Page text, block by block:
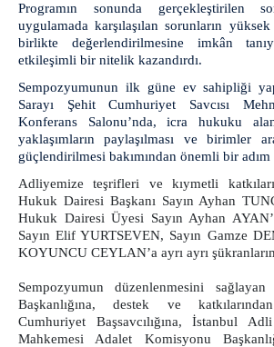
Adliye Sağlık Hizmetleri
Telefon Rehberi
Önbüro
Savcılık Ön Bürosu
Çalışma Esasları
Personelin Görevleri
Görünümler
Ceza Mahkemeleri Ön Bürosu
Çalışma Esasları
Ön Büro Tanıtım Broşürleri
Hukuk Mahkemeleri Ön Bürosu
Hukuk Mahkemeleri Çalışma Esasları
Muhabere Hukuk Mahkemeleri Ön
Programın sonunda gerçekleştirilen
uygulamada karşılaşılan sorunların
birlikte değerlendirilmesine imkân
etkileşimli bir nitelik kazandırdı.
Sempozyumunun ilk güne ev sahipliği
Sarayı Şehit Cumhuriyet Savcısı
Konferans Salonu’nda, icra hukuku
yaklaşımların paylaşılması ve birimler
güçlendirilmesi bakımından önemli bir
Adliyemize teşrifleri ve kıymetli
Hukuk Dairesi Başkanı Sayın Ayhan
Hukuk Dairesi Üyesi Sayın Ayhan
Sayın Elif YURTSEVEN, Sayın Gamze
KOYUNCU CEYLAN’a ayrı ayrı
Sempozyumun düzenlenmesini
Başkanlığına, destek ve
Cumhuriyet Başsavcılığına, İstanbul
Mahkemesi Adalet Komisyonu